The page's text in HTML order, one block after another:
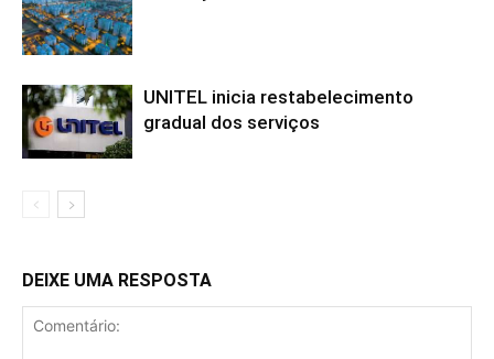
UNITEL inicia restabelecimento
gradual dos serviços
DEIXE UMA RESPOSTA